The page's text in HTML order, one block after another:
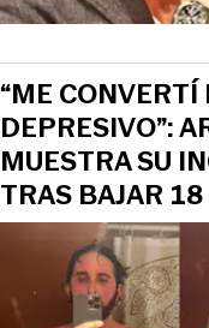
“ME CONVERTÍ
DEPRESIVO”:
MUESTRA SU
TRAS BAJAR